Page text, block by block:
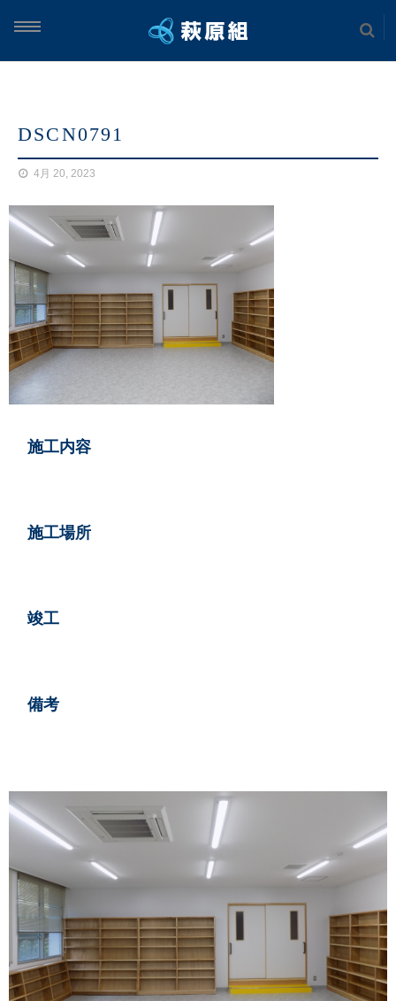
内
木工事
上工事
築工事
内
DSCN0791
4月 20, 2023
施工内容
施工場所
竣工
備考